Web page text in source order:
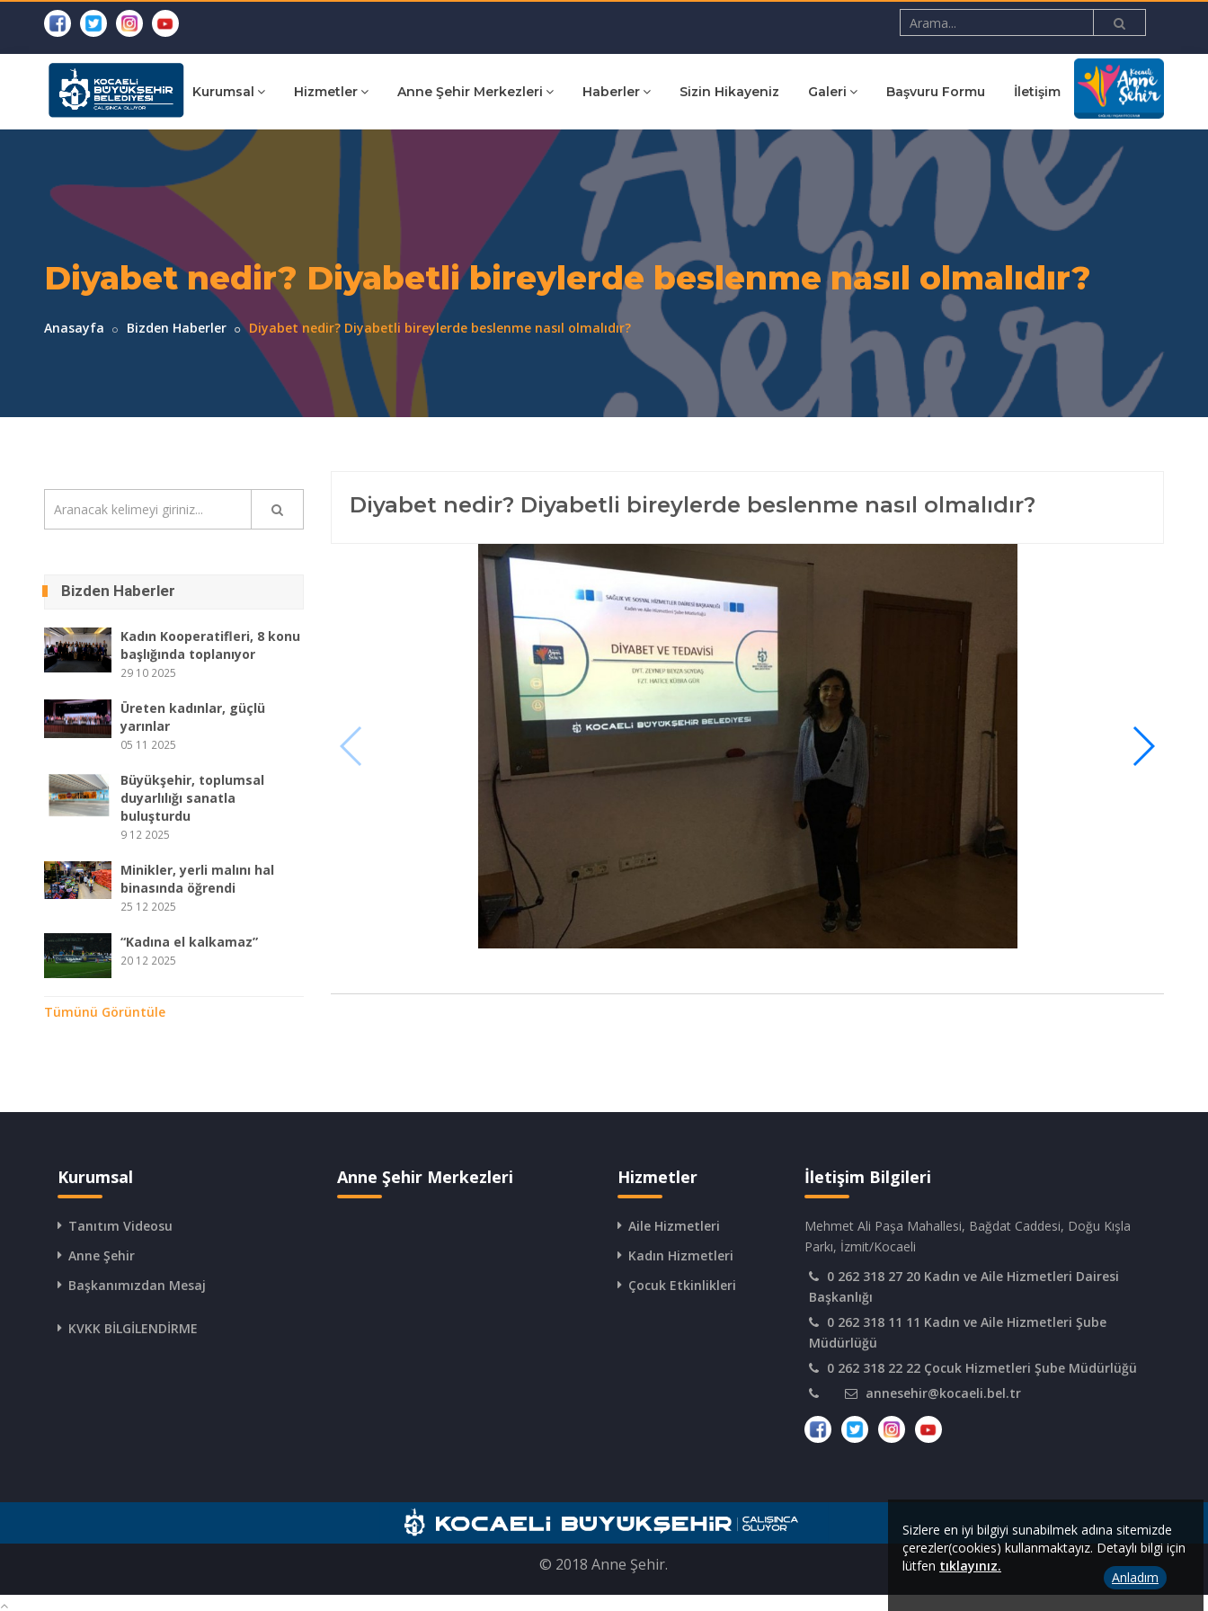
Kurumsal Hizmetler Anne Şehir Merkezleri Haberler Sizin Hikayeniz Galeri Başvuru Formu İletişim
Diyabet nedir? Diyabetli bireylerde beslenme nasıl olmalıdır?
Anasayfa Bizden Haberler Diyabet nedir? Diyabetli bireylerde beslenme nasıl olmalıdır?
Diyabet nedir? Diyabetli bireylerde beslenme nasıl olmalıdır?
Bizden Haberler
Kadın Kooperatifleri, 8 konu
başlığında toplanıyor
29 10 2025
Üreten kadınlar, güçlü
yarınlar
05 11 2025
Büyükşehir, toplumsal
duyarlılığı sanatla
buluşturdu
9 12 2025
Minikler, yerli malını hal
binasında öğrendi
25 12 2025
“Kadına el kalkamaz”
20 12 2025
Tümünü Görüntüle
Kurumsal
Tanıtım Videosu
Anne Şehir
Başkanımızdan Mesaj
KVKK BİLGİLENDİRME
Anne Şehir Merkezleri Hizmetler
Aile Hizmetleri
Kadın Hizmetleri
Çocuk Etkinlikleri
İletişim Bilgileri
Mehmet Ali Paşa Mahallesi, Bağdat Caddesi, Doğu Kışla
Parkı, İzmit/Kocaeli
0 262 318 27 20 Kadın ve Aile Hizmetleri Dairesi
Başkanlığı
0 262 318 11 11 Kadın ve Aile Hizmetleri Şube
Müdürlüğü
0 262 318 22 22 Çocuk Hizmetleri Şube Müdürlüğü
annesehir@kocaeli.bel.tr
© 2018 Anne Şehir.
Sizlere en iyi bilgiyi sunabilmek adına sitemizde
çerezler(cookies) kullanmaktayız. Detaylı bilgi için
lütfen tıklayınız.
Anladım